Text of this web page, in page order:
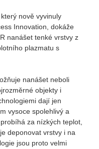
nově vyvinuly
Innovation, dokáže
nanášet tenké vrstvy z
plazmatu s
nanášet neboli
objekty i
dají jen
vysoce spolehlivý a
za nízkých teplot,
deponovat vrstvy i na
jsou proto velmi